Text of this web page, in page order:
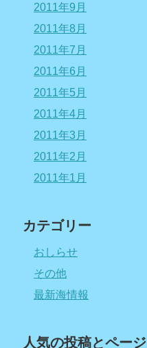
2011年9月
2011年8月
2011年7月
2011年6月
2011年5月
2011年4月
2011年3月
2011年2月
2011年1月
カテゴリー
おしらせ
その他
最新海情報
人気の投稿とページ